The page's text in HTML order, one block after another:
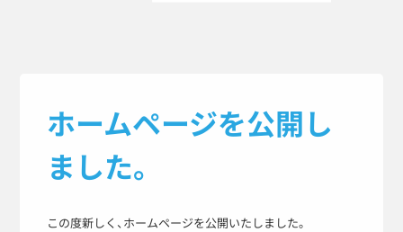
ホームページを公開し
ました。
この度新しく、ホームページを公開いたしました。